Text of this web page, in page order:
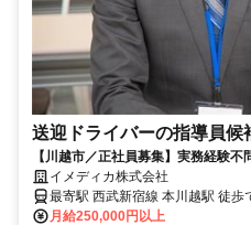
送迎ドライバーの指導員候
【川越市／正社員募集】実務経験
管理です／会社負担で大型免許取得
イメディカ株式会社
最寄駅 西武新宿線 本川越駅 徒
分
月給250,000円以上